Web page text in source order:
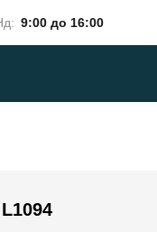
9:00 до 16:00